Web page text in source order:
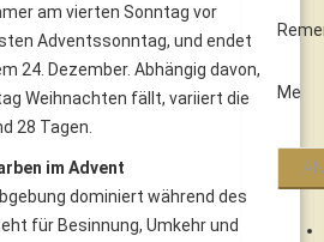
Me
am vierten Sonntag vor
Adventssonntag, und endet
24. Dezember. Abhängig davon,
Weihnachten fällt, variiert die
28 Tagen.
im Advent
dominiert während des
für Besinnung, Umkehr und